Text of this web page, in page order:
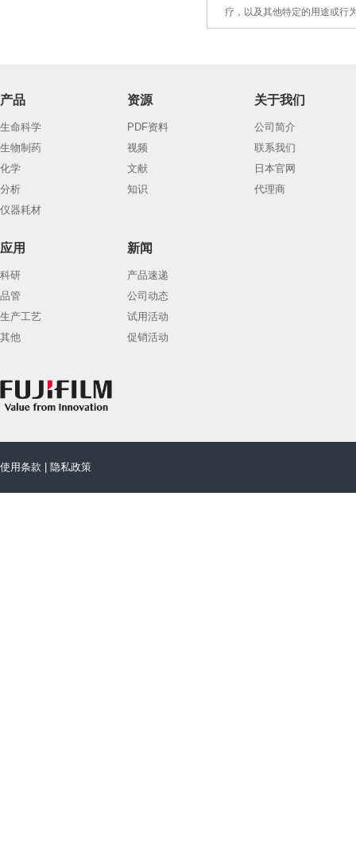
疗，以及其他特定的用途或行
产品
生命科学
生物制药
化学
分析
仪器耗材
资源
PDF资料
视频
文献
知识
关于我们
公司简介
联系我们
日本官网
代理商
应用
科研
品管
生产工艺
其他
新闻
产品速递
公司动态
试用活动
促销活动
使用条款 隐私政策